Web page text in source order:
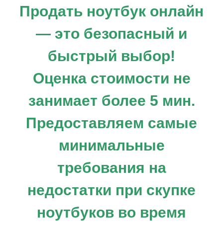
Продать ноутбук онлайн
— это безопасный и
быстрый выбор!
Оценка стоимости не
занимает более 5 мин.
Предоставляем самые
минимальные
требования на
недостатки при скупке
ноутбуков во время